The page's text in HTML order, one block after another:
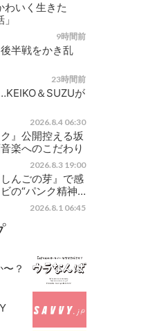
わいく生きた
9時間前
後半戦をかき乱
23時間前
＆SUZUが
2026.8.4 06:30
ク』公開控える坂
楽へのこだわり
2026.8.3 19:00
んごの芽』で感
の“パンク精神…
2026.8.1 06:45
？